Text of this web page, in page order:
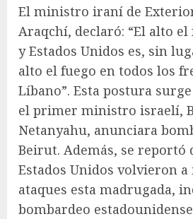
El ministro iraní de
Araqchí, declaró: “El alto
y Estados Unidos es, sin
alto el fuego en todos los
Líbano”. Esta postura
el primer ministro israelí,
Netanyahu, anunciara
Beirut. Además, se reportó
Estados Unidos volvieron
ataques esta madrugada,
bombardeo